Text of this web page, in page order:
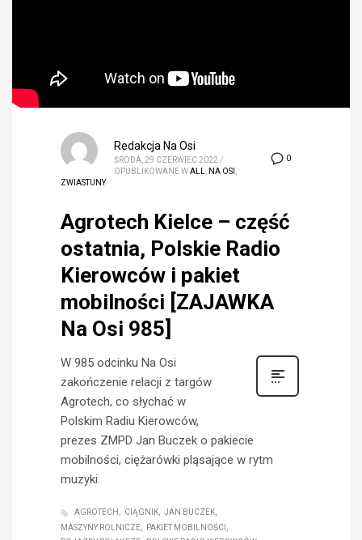
0
Redakcja Na Osi
ŚRODA, 29 CZERWIEC 2022 /
OPUBLIKOWANE WALL, NA OSI ,
ZWIASTUNY
Agrotech Kielce – część
ostatnia, Polskie Radio
Kierowców i pakiet
mobilności [ZAJAWKA
Na Osi 985]
W 985 odcinku Na Osi
zakończenie relacji z targów
Agrotech, co słychać w
Polskim Radiu Kierowców,
prezes ZMPD Jan Buczek o pakiecie
mobilności, ciężarówki pląsające w rytm
muzyki.
AGROTECH CIĄGNIK
JAN BUCZEK
MASZYNY ROLNICZE
PAKIET MOBILNOŚCI